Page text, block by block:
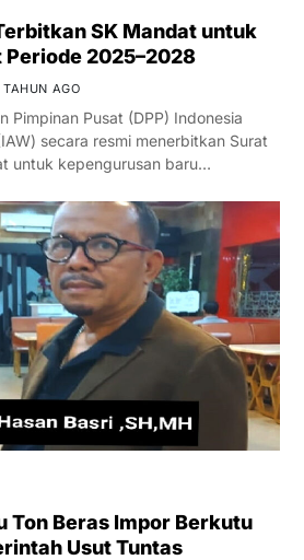
SK Mandat untuk
Periode 2025–2028
TAHUN AGO
Pimpinan Pusat (DPP) Indonesia
secara resmi menerbitkan Surat
untuk kepengurusan baru…
Ton Beras Impor Berkutu
Usut Tuntas